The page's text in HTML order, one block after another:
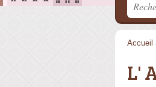
Accueil
L'